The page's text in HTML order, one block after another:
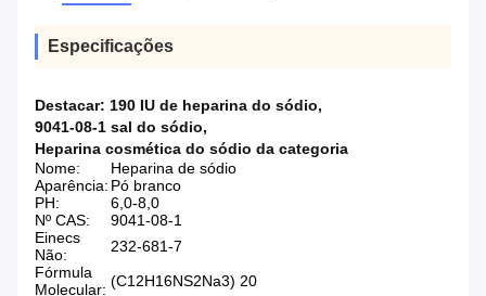
Especificações
Destacar: 190 IU de heparina do sódio,
9041-08-1 sal do sódio,
Heparina cosmética do sódio da categoria
Nome:
Heparina de sódio
Aparência: Pó branco
PH:
6,0-8,0
Nº CAS:
9041-08-1
Einecs
Não:
232-681-7
Fórmula
Molecular: (C12H16NS2Na3) 20